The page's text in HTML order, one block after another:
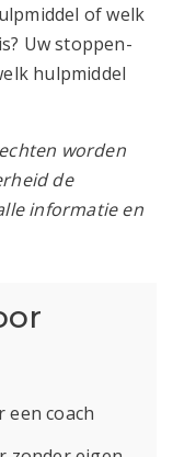
of welk
Uw stoppen-
hulpmiddel
worden
de
informatie en
een coach